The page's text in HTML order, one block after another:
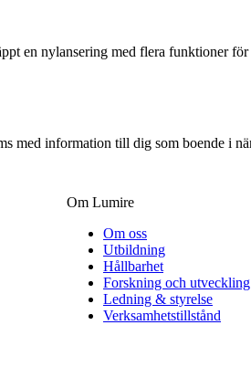
en nylansering med flera funktioner
med information till dig som boende i
Om Lumire
Om oss
Utbildning
Hållbarhet
Forskning och utveckling
Ledning & styrelse
Verksamhetstillstånd